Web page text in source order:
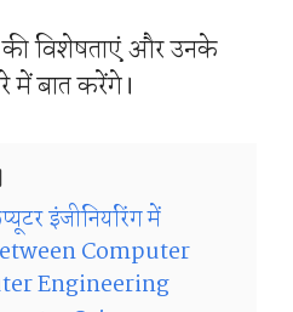
विशेषताएं और उनके
में बात करेंगे।
इंजीनियरिंग में
Computer
Engineering